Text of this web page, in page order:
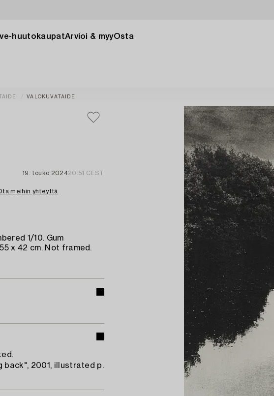
huutokaupatArvioi & myyOsta
TAIDE VALOKUVATAIDE
19. touko 202420:51 CEST
meihin yhteyttä
1/10. Gum
x 42 cm. Not framed.
back", 2001, illustrated p.